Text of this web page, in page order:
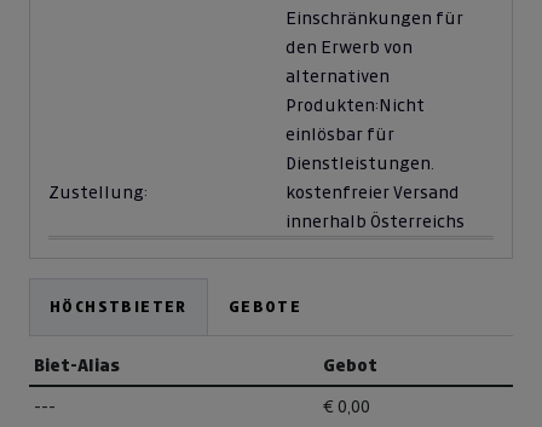
Einschränkungen für
den Erwerb von
alternativen
Produkten: Nicht
einlösbar für
Dienstleistungen.
Zustellung:
kostenfreier Versand
innerhalb Österreichs
HÖCHSTBIETER GEBOTE
Biet-Alias Gebot
--- € 0,00